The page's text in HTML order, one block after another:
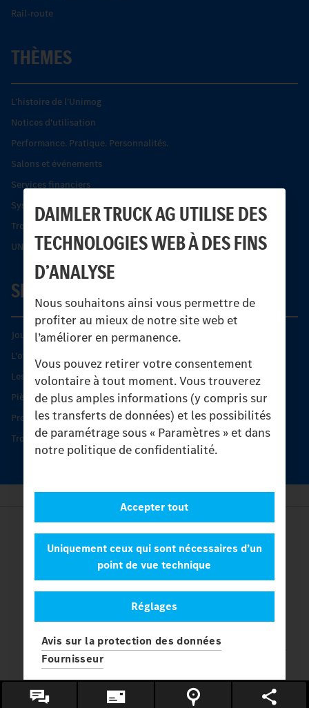
DAIMLER TRUCK AG UTILISE DES
TECHNOLOGIES WEB À DES FINS
D’ANALYSE
Nous souhaitons ainsi vous permettre de
profiter au mieux de notre site web et
l’améliorer en permanence.
Vous pouvez retirer votre consentement
volontaire à tout moment. Vous trouverez
de plus amples informations (y compris sur
les transferts de données) et les possibilités
de paramétrage sous « Paramètres » et dans
notre politique de confidentialité.
Réglages
Uniquement ceux qui sont nécessaires d’un
point de vue technique
Accepter tout
Avis sur la protection des données
Fournisseur
Rail-route
THÈMES
L’histoire de l’Unimog
Notices d'utilisation
Performance. Pratique. Personnalités.
Salons et événements
Services financiers
Systèmes de sécurité Econic
Trouver un partenaire
UNI-TOUCH®
SERVICE
Journées diagnostic Technique S.A.V Unimog
L'offre de services Unimog
Les produits phares
Pièces d’origine
Protection et maintien de la valeur
Trouver un partenaire
Provider
Legal Notice
Contact
Cookies
Protection des données
Paramètres
© 2026 Daimler Truck AG. Tous les droits sont réservés.
Mercedes-Benz sont des marques deMercedes-Benz Group AG.